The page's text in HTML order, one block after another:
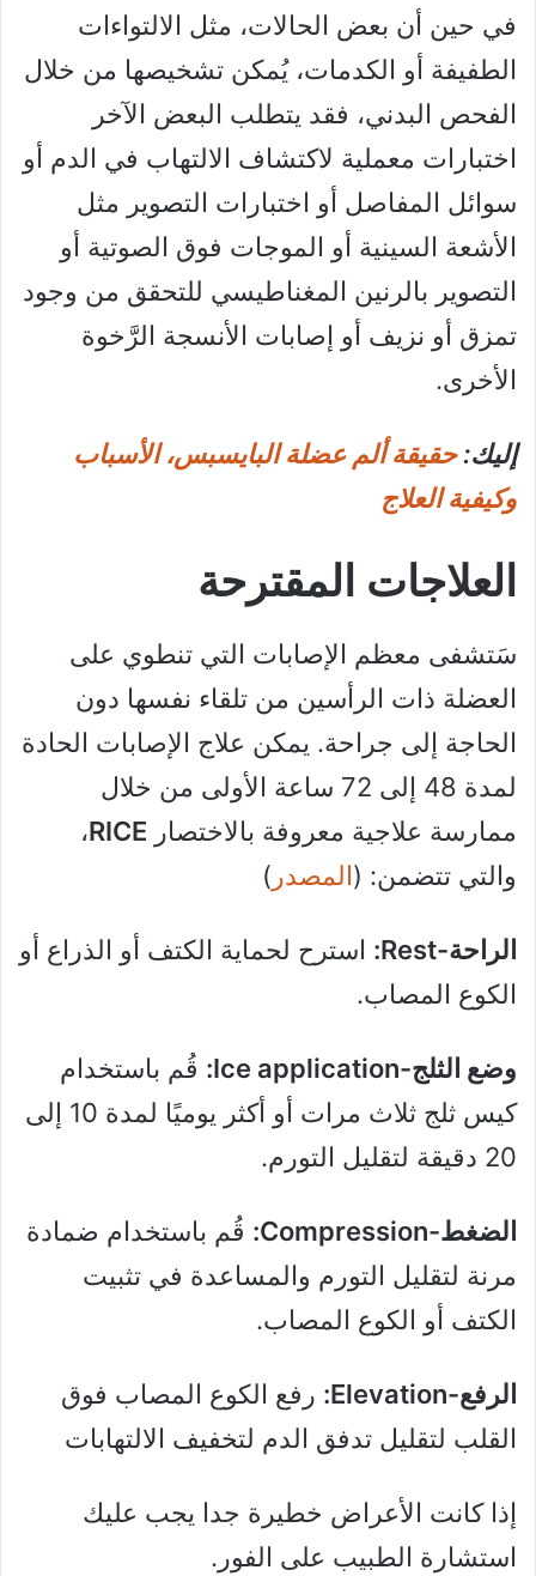
في حين أن بعض الحالات، مثل الالتواءات
الطفيفة أو الكدمات، يُمكن تشخيصها من خلال
الفحص البدني، فقد يتطلب البعض الآخر
اختبارات معملية لاكتشاف الالتهاب في الدم أو
سوائل المفاصل أو اختبارات التصوير مثل
الأشعة السينية أو الموجات فوق الصوتية أو
التصوير بالرنين المغناطيسي للتحقق من وجود
تمزق أو نزيف أو إصابات الأنسجة الرَّخوة
الأخرى.
إليك:حقيقة ألم عضلة البايسبس، الأسباب
وكيفية العلاج
العلاجات المقترحة
سَتشفى معظم الإصابات التي تنطوي على
العضلة ذات الرأسين من تلقاء نفسها دون
الحاجة إلى جراحة. يمكن علاج الإصابات الحادة
لمدة 48 إلى 72 ساعة الأولى من خلال
ممارسة علاجية معروفة بالاختصار RICE،
والتي تتضمن: (المصدر )
الراحة-Rest:
استرح لحماية الكتف أو الذراع أو
الكوع المصاب.
وضع الثلج-Ice application:
قُم باستخدام
كيس ثلج ثلاث مرات أو أكثر يوميًا لمدة 10 إلى
20 دقيقة لتقليل التورم.
الضغط-Compression:
قُم باستخدام ضمادة
مرنة لتقليل التورم والمساعدة في تثبيت
الكتف أو الكوع المصاب.
الرفع-Elevation:
رفع الكوع المصاب فوق
القلب لتقليل تدفق الدم لتخفيف الالتهابات
إذا كانت الأعراض خطيرة جدا يجب عليك
استشارة الطبيب على الفور.